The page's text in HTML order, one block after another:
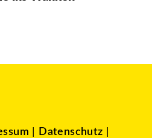
Datenschutz